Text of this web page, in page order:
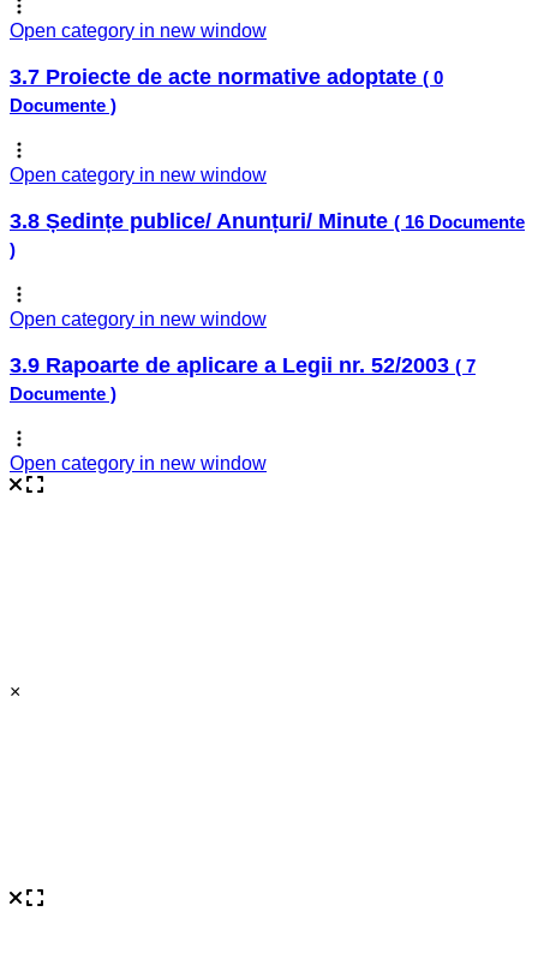
Open category in new window
3.7 Proiecte de acte normative adoptate ( 0
Documente )
Open category in new window
3.8 Ședințe publice/ Anunțuri/ Minute ( 16 Documente
)
Open category in new window
3.9 Rapoarte de aplicare a Legii nr. 52/2003 ( 7
Documente )
Open category in new window
×